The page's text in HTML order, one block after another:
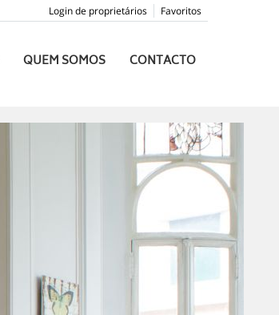
Favoritos
Login de proprietários
QUEM SOMOS CONTACTO